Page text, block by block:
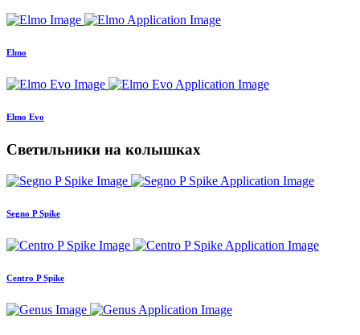
Elmo
Elmo Evo
Светильники на колышках
Segno P Spike
Centro P Spike